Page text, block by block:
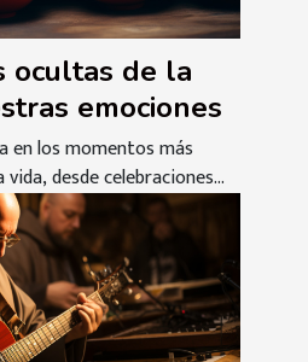
ocultas de la
emociones
en los momentos más
desde celebraciones...